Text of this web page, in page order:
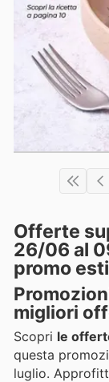
Offerte
26/06 al
promo
migliori
Scopri le
questa
luglio.